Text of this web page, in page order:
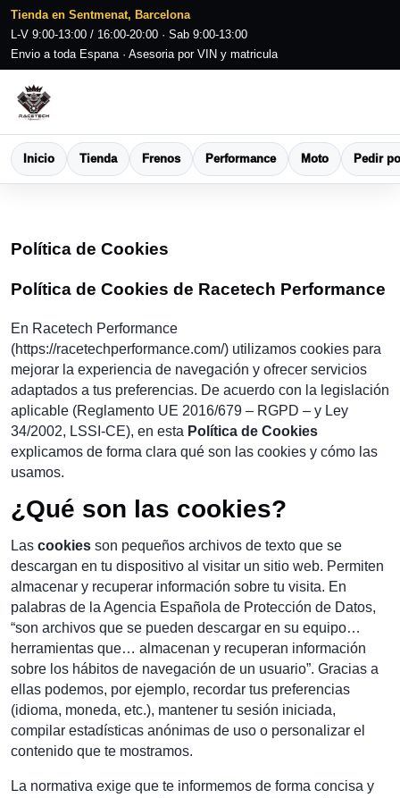
Tienda en Sentmenat, Barcelona
L-V 9:00-13:00 / 16:00-20:00 · Sab 9:00-13:00
Envio a toda Espana · Asesoria por VIN y matricula
Inicio Tienda Frenos Performance Moto Pedir
Política de Cookies
Política de Cookies de Racetech Performance
En Racetech Performance
(https://racetechperformance.com/) utilizamos cookies para
mejorar la experiencia de navegación y ofrecer servicios
adaptados a tus preferencias. De acuerdo con la legislación
aplicable (Reglamento UE 2016/679 – RGPD – y Ley
34/2002, LSSI-CE), en esta Política de Cookies
explicamos de forma clara qué son las cookies y cómo las
usamos.
¿Qué son las cookies?
Las cookies son pequeños archivos de texto que se
descargan en tu dispositivo al visitar un sitio web. Permiten
almacenar y recuperar información sobre tu visita. En
palabras de la Agencia Española de Protección de Datos,
“son archivos que se pueden descargar en su equipo…
herramientas que… almacenan y recuperan información
sobre los hábitos de navegación de un usuario”. Gracias a
ellas podemos, por ejemplo, recordar tus preferencias
(idioma, moneda, etc.), mantener tu sesión iniciada,
compilar estadísticas anónimas de uso o personalizar el
contenido que te mostramos.
La normativa exige que te informemos de forma concisa y